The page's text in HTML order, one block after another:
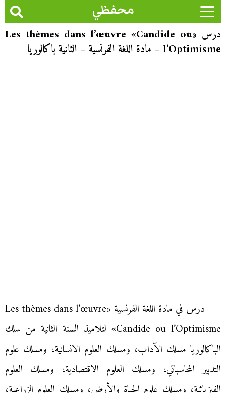
محفظي
درس «Les thèmes dans l’œuvre «Candide ou
l’Optimisme – مادة اللغة الفرنسية – الثانية باكالوريا
درس في مادة اللغة الفرنسية «Les thèmes dans l’œuvre
«Candide ou l’Optimisme لتلاميذ السنة الثانية من سلك
الباكالوريا مسلك الآداب، ومسلك العلوم الانسانية، ومسلك علوم
التدبير المحاسباتي، ومسلك العلوم الاقتصادية، ومسلك العلوم